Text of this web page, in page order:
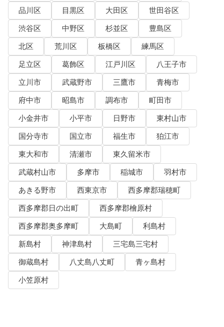
品川区
目黒区 大田区
世田谷区
渋谷区
中野区 杉並区
豊島区
北区
荒川区 板橋区
練馬区
足立区
葛飾区 江戸川区
八王子市
立川市
武蔵野市 三鷹市
青梅市
府中市
昭島市 調布市
町田市
小金井市
小平市 日野市
東村山市
国分寺市
国立市 福生市
狛江市
東大和市
清瀬市
東久留米市
武蔵村山市
多摩市 稲城市
羽村市
あきる野市
西東京市
西多摩郡瑞穂町
西多摩郡日の出町
西多摩郡檜原村
西多摩郡奥多摩町
大島町
利島村
新島村
神津島村
三宅島三宅村
御蔵島村
八丈島八丈町
青ヶ島村
小笠原村